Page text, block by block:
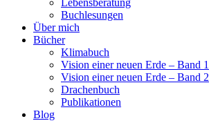
Lebensberatung
Buchlesungen
Über mich
Bücher
Klimabuch
Vision einer neuen Erde – Band 1
Vision einer neuen Erde – Band 2
Drachenbuch
Publikationen
Blog